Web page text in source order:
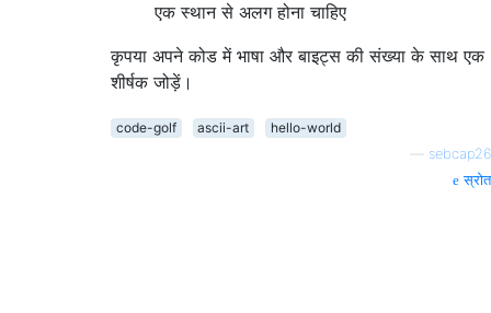
एक स्थान से अलग होना चाहिए
कृपया अपने कोड में भाषा और बाइट्स की संख्या के साथ एक
शीर्षक जोड़ें।
code-golf ascii-art
hello-world
sebcap26
स्रोत